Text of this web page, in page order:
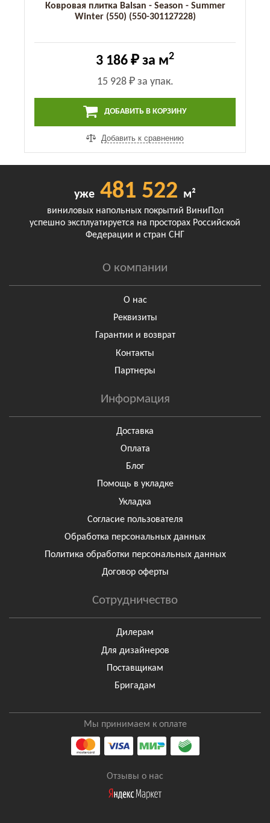
Ковровая плитка Balsan - Season - Summer
Winter (550) (550-301127228)
3 186 ₽ за м2
15 928 ₽за упак.
ДОБАВИТЬ В КОРЗИНУ
Добавить к сравнению
уже 481 522 м²
виниловых напольных покрытий ВиниПол
успешно эксплуатируется на просторах Российской
Федерации и стран СНГ
О компании
О нас
Реквизиты
Гарантии и возврат
Контакты
Партнеры
Информация
Доставка
Оплата
Блог
Помощь в укладке
Укладка
Согласие пользователя
Обработка персональных данных
Политика обработки персональных данных
Договор оферты
Сотрудничество
Дилерам
Для дизайнеров
Поставщикам
Бригадам
Мы принимаем к оплате
Отзывы о нас